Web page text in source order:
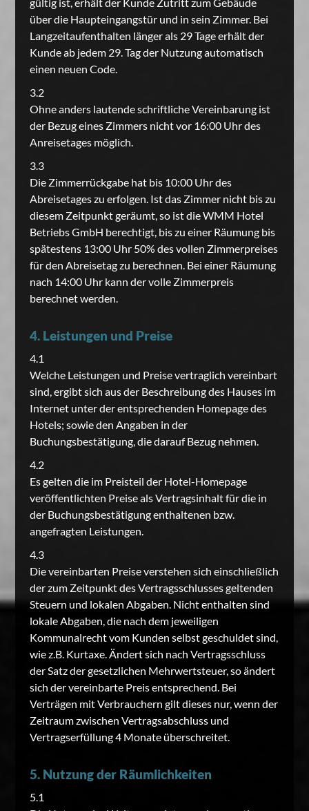
über die Haupteingangstür und in sein Zimmer. Bei
Langzeitaufenthalten länger als 29 Tage erhält der
Kunde ab jedem 29. Tag der Nutzung automatisch
einen neuen Code.
3.2
Ohne anders lautende schriftliche Vereinbarung ist
der Bezug eines Zimmers nicht vor 16:00 Uhr des
Anreisetages möglich.
3.3
Die Zimmerrückgabe hat bis 10:00 Uhr des
Abreisetages zu erfolgen. Ist das Zimmer nicht bis zu
diesem Zeitpunkt geräumt, so ist die WMM Hotel
Betriebs GmbH berechtigt, bis zu einer Räumung bis
spätestens 13:00 Uhr 50% des vollen Zimmerpreises
für den Abreisetag zu berechnen. Bei einer Räumung
nach 14:00 Uhr kann der volle Zimmerpreis
berechnet werden.
4. Leistungen und Preise
4.1
Welche Leistungen und Preise vertraglich vereinbart
sind, ergibt sich aus der Beschreibung des Hauses im
Internet unter der entsprechenden Homepage des
Hotels; sowie den Angaben in der
Buchungsbestätigung, die darauf Bezug nehmen.
4.2
Es gelten die im Preisteil der Hotel-Homepage
veröffentlichten Preise als Vertragsinhalt für die in
der Buchungsbestätigung enthaltenen bzw.
angefragten Leistungen.
4.3
Die vereinbarten Preise verstehen sich einschließlich
der zum Zeitpunkt des Vertragsschlusses geltenden
Steuern und lokalen Abgaben. Nicht enthalten sind
lokale Abgaben, die nach dem jeweiligen
Kommunalrecht vom Kunden selbst geschuldet sind,
wie z.B. Kurtaxe. Ändert sich nach Vertragsschluss
der Satz der gesetzlichen Mehrwertsteuer, so ändert
sich der vereinbarte Preis entsprechend. Bei
Verträgen mit Verbrauchern gilt dieses nur, wenn der
Zeitraum zwischen Vertragsabschluss und
Vertragserfüllung 4 Monate überschreitet.
5. Nutzung der Räumlichkeiten
5.1